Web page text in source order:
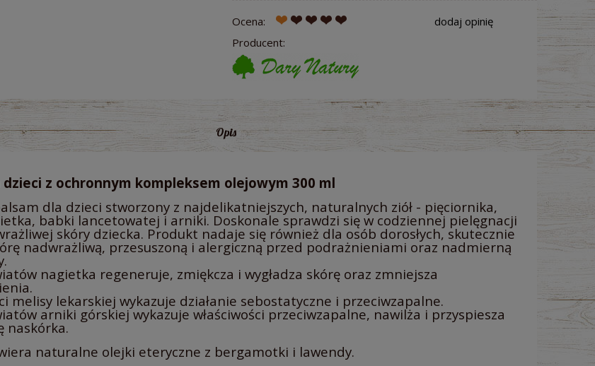
Ocena:
Producent:
dodaj opinię
Opis
dzieci z ochronnym kompleksem olejowym 300 ml
dla dzieci stworzony z najdelikatniejszych, naturalnych ziół - pięciornika,
babki lancetowatej i arniki. Doskonale sprawdzi się w codziennej pielęgnacji
skóry dziecka. Produkt nadaje się również dla osób dorosłych, skutecznie
nadwrażliwą, przesuszoną i alergiczną przed podrażnieniami oraz nadmierną
nagietka regeneruje, zmiękcza i wygładza skórę oraz zmniejsza
melisy lekarskiej wykazuje działanie sebostatyczne i przeciwzapalne.
arniki górskiej wykazuje właściwości przeciwzapalne, nawilża i przyspiesza
naskórka.
naturalne olejki eteryczne z bergamotki i lawendy.